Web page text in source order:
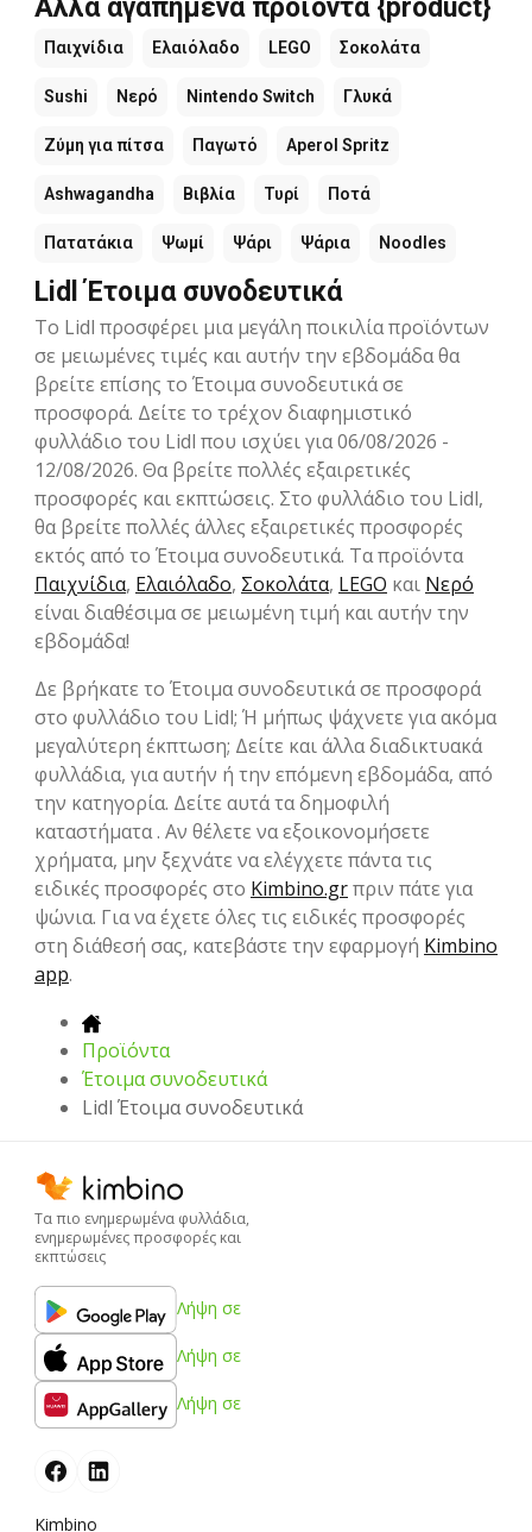
Άλλα αγαπημένα προϊόντα {product}
Παιχνίδια Ελαιόλαδο LEGO Σοκολάτα
Sushi Νερό Nintendo Switch Γλυκά
Ζύμη για πίτσα Παγωτό Aperol Spritz
Ashwagandha Βιβλία Τυρί Ποτά
Πατατάκια Ψωμί Ψάρι Ψάρια Noodles
Lidl Έτοιμα συνοδευτικά
Το Lidl προσφέρει μια μεγάλη ποικιλία προϊόντων
σε μειωμένες τιμές και αυτήν την εβδομάδα θα
βρείτε επίσης το Έτοιμα συνοδευτικά σε
προσφορά. Δείτε το τρέχον διαφημιστικό
φυλλάδιο του Lidl που ισχύει για 06/08/2026 -
12/08/2026. Θα βρείτε πολλές εξαιρετικές
προσφορές και εκπτώσεις. Στο φυλλάδιο του Lidl,
θα βρείτε πολλές άλλες εξαιρετικές προσφορές
εκτός από το Έτοιμα συνοδευτικά. Τα προϊόντα
Παιχνίδια, Ελαιόλαδο, Σοκολάτα, LEGO και Νερό
είναι διαθέσιμα σε μειωμένη τιμή και αυτήν την
εβδομάδα!
Δε βρήκατε το Έτοιμα συνοδευτικά σε προσφορά
στο φυλλάδιο του Lidl; Ή μήπως ψάχνετε για ακόμα
μεγαλύτερη έκπτωση; Δείτε και άλλα διαδικτυακά
φυλλάδια, για αυτήν ή την επόμενη εβδομάδα, από
την κατηγορία. Δείτε αυτά τα δημοφιλή
καταστήματα . Αν θέλετε να εξοικονομήσετε
χρήματα, μην ξεχνάτε να ελέγχετε πάντα τις
ειδικές προσφορές στο Kimbino.grπριν πάτε για
ψώνια. Για να έχετε όλες τις ειδικές προσφορές
στη διάθεσή σας, κατεβάστε την εφαρμογή Kimbino
app.
Προϊόντα
Έτοιμα συνοδευτικά
Lidl Έτοιμα συνοδευτικά
Τα πιο ενημερωμένα φυλλάδια,
ενημερωμένες προσφορές και
εκπτώσεις
Λήψη σε
Λήψη σε
Λήψη σε
Kimbino